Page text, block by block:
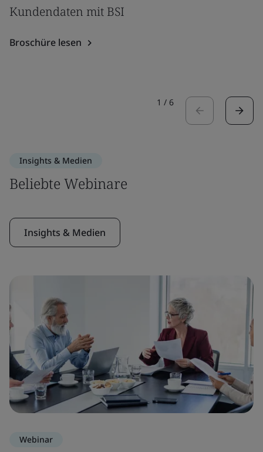
Kundendaten mit BSI
Broschüre lesen
1 / 6
Insights & Medien
Beliebte Webinare
Insights & Medien
Webinar